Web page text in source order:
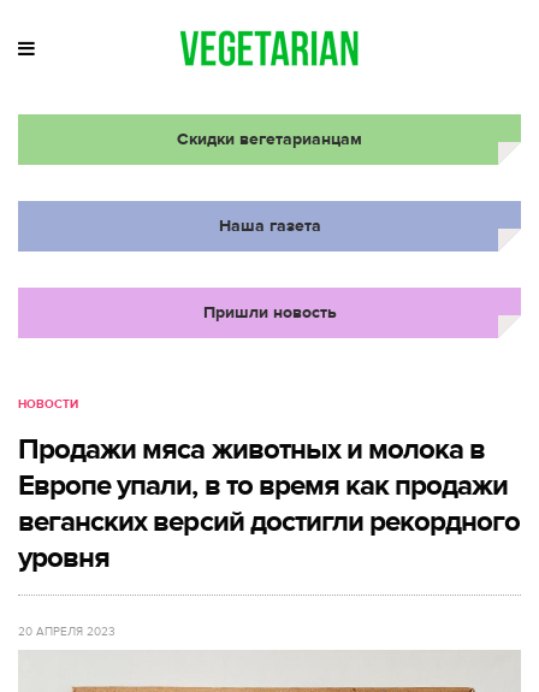
Скидки вегетарианцам
Наша газета
Пришли новость
НОВОСТИ
Продажи мяса животных и молока в
Европе упали, в то время как продажи
веганских версий достигли рекордного
уровня
20 АПРЕЛЯ 2023